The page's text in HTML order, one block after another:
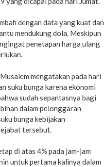
dengan data yang kuat dan
mendukung dola. Meskipun
penetapan harga ulang
mengatakan pada hari
suku bunga karena ekonomi
sudah sepantasnya bagi
dalam pelonggaran
bunga kebijakan
tersebut.
di atas 4% pada jam-jam
untuk pertama kalinya dalam